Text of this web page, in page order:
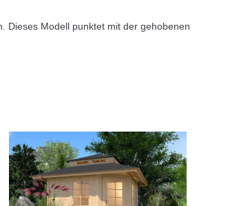
Dieses Modell punktet mit der gehobenen